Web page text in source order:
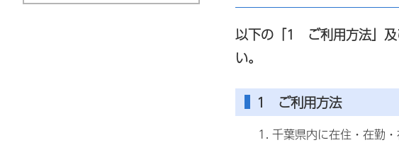
以下の「1 ご利用方法」及
い。
1 ご利用方法
千葉県内に在住・在勤